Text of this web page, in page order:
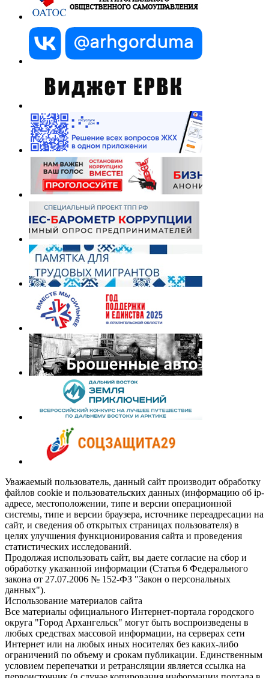
Уважаемый пользователь, данный сайт производит обработку
файлов cookie и пользовательских данных (информацию об ip-
адресе, местоположении, типе и версии операционной
системы, типе и версии браузера, источнике переадресации на
сайт, и сведения об открытых страницах пользователя) в
целях улучшения функционирования сайта и проведения
статистических исследований.
Продолжая использовать сайт, вы даете согласие на сбор и
обработку указанной информации (Статья 6 Федерального
закона от 27.07.2006 № 152-ФЗ "Закон о персональных
данных").
Использование материалов сайта
Все материалы официального Интернет-портала городского
округа "Город Архангельск" могут быть воспроизведены в
любых средствах массовой информации, на серверах сети
Интернет или на любых иных носителях без каких-либо
ограничений по объему и срокам публикации. Единственным
условием перепечатки и ретрансляции является ссылка на